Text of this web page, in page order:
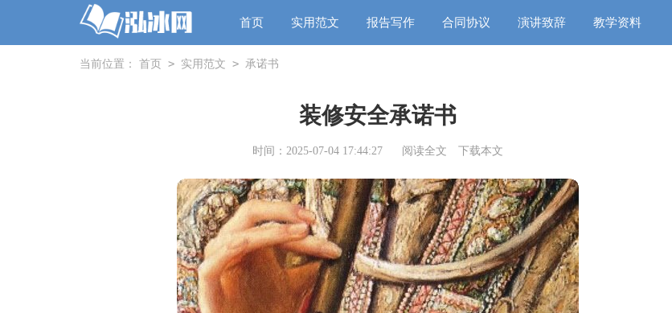
首页 实用范文 报告写作 合同协议 演讲致辞 教学资料
当前位置： 首页 > 实用范文 > 承诺书
装修安全承诺书
时间：2025-07-04 17:44:27 阅读全文 下载本文